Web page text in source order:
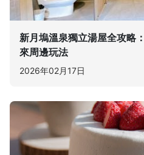
新月塢溫泉獨立湯屋全攻略
來周邊玩法
2026年02月17日